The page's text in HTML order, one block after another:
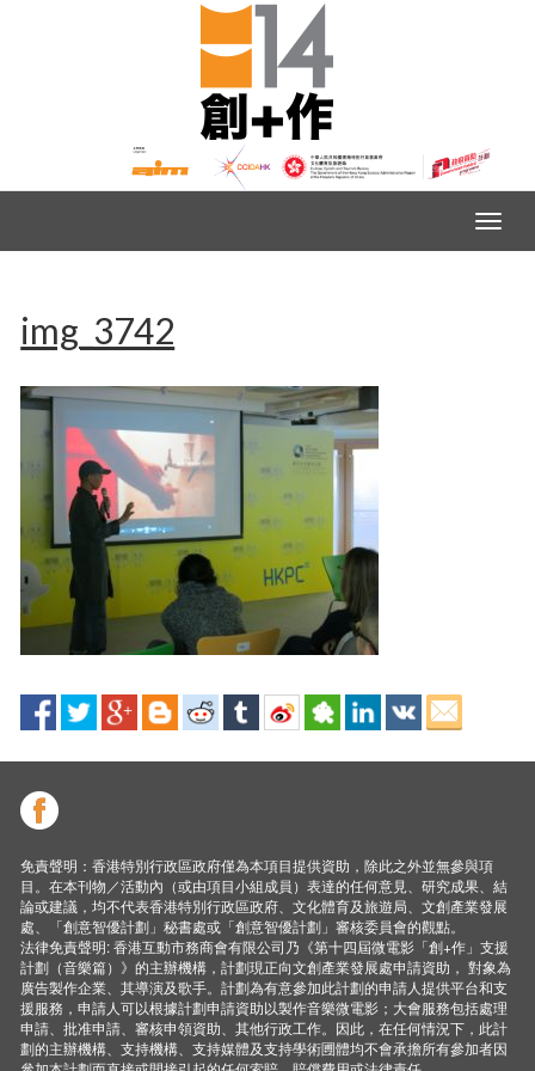
img_3742
免責聲明：香港特別行政區政府僅為本項目提供資助，除此之外並無參與項
目。在本刊物／活動內（或由項目小組成員）表達的任何意見、研究成果、結
論或建議，均不代表香港特別行政區政府、文化體育及旅遊局、文創產業發展
處、「創意智優計劃」秘書處或「創意智優計劃」審核委員會的觀點。
法律免責聲明: 香港互動市務商會有限公司乃《第十四屆微電影「創+作」支援
計劃（音樂篇）》的主辦機構，計劃現正向文創產業發展處申請資助， 對象為
廣告製作企業、其導演及歌手。計劃為有意參加此計劃的申請人提供平台和支
援服務，申請人可以根據計劃申請資助以製作音樂微電影；大會服務包括處理
申請、批准申請、審核申領資助、其他行政工作。因此，在任何情況下，此計
劃的主辦機構、支持機構、支持媒體及支持學術圑體均不會承擔所有參加者因